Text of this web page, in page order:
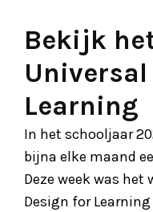
Bekijk
Learning
In het schooljaar
bijna elke maand
Deze week was het
Design for